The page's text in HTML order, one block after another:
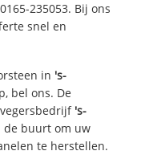
235053. Bij ons
snel en
in 's-
bel ons. De
's-
de buurt om uw
te herstellen.